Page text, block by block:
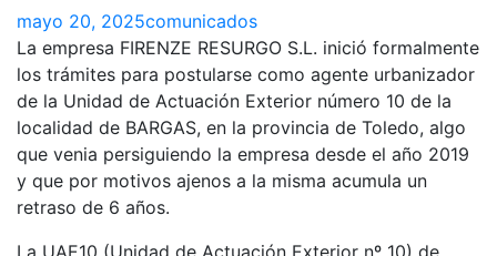
mayo 20, 2025comunicados
La empresa FIRENZE RESURGO S.L. inició formalmente
los trámites para postularse como agente urbanizador
de la Unidad de Actuación Exterior número 10 de la
localidad de BARGAS, en la provincia de Toledo, algo
que venia persiguiendo la empresa desde el año 2019
y que por motivos ajenos a la misma acumula un
retraso de 6 años.
La UAE10 (Unidad de Actuación Exterior nº 10) de